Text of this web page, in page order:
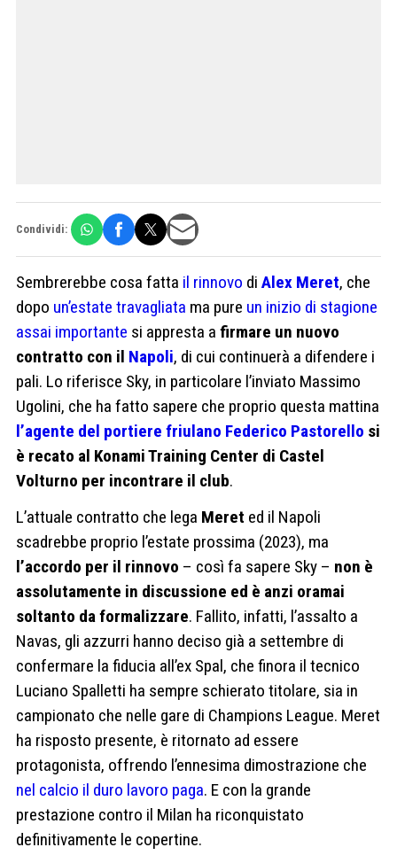
Condividi:
Sembrerebbe cosa fatta il rinnovo di Alex Meret, che
dopo un’estate travagliata ma pure un inizio di stagione
assai importante si appresta a firmare un nuovo
contratto con il Napoli, di cui continuerà a difendere i
pali. Lo riferisce Sky, in particolare l’inviato Massimo
Ugolini, che ha fatto sapere che proprio questa mattina
l’agente del portiere friulano Federico Pastorello si
è recato al Konami Training Center di Castel
Volturno per incontrare il club.
L’attuale contratto che lega Meret ed il Napoli
scadrebbe proprio l’estate prossima (2023), ma
l’accordo per il rinnovo – così fa sapere Sky – non è
assolutamente in discussione ed è anzi oramai
soltanto da formalizzare. Fallito, infatti, l’assalto a
Navas, gli azzurri hanno deciso già a settembre di
confermare la fiducia all’ex Spal, che finora il tecnico
Luciano Spalletti ha sempre schierato titolare, sia in
campionato che nelle gare di Champions League. Meret
ha risposto presente, è ritornato ad essere
protagonista, offrendo l’ennesima dimostrazione che
nel calcio il duro lavoro paga. E con la grande
prestazione contro il Milan ha riconquistato
definitivamente le copertine.